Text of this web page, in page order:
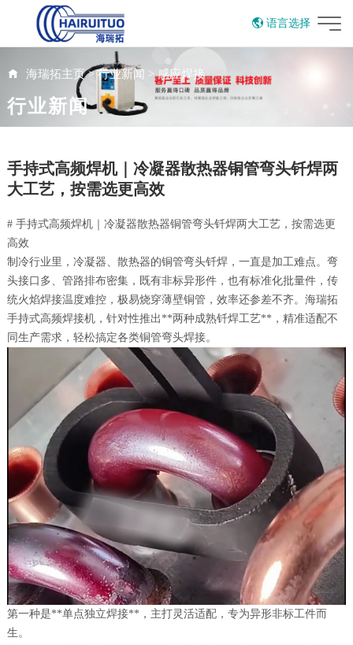
语言选择
海瑞拓主页>行业新闻 >感应焊接
行业新闻
手持式高频焊机｜冷凝器散热器铜管弯头钎焊两
大工艺，按需选更高效
# 手持式高频焊机｜冷凝器散热器铜管弯头钎焊两大工艺，按需选更
高效
制冷行业里，冷凝器、散热器的铜管弯头钎焊，一直是加工难点。弯
头接口多、管路排布密集，既有非标异形件，也有标准化批量件，传
统火焰焊接温度难控，极易烧穿薄壁铜管，效率还参差不齐。海瑞拓
手持式高频焊接机，针对性推出**两种成熟钎焊工艺**，精准适配不
同生产需求，轻松搞定各类铜管弯头焊接。
第一种是**单点独立焊接**，主打灵活适配，专为异形非标工件而
生。